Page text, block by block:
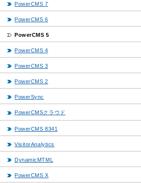
PowerCMS 7
PowerCMS 6
PowerCMS 5
PowerCMS 4
PowerCMS 3
PowerCMS 2
PowerSync
PowerCMSクラウド
PowerCMS 8341
VisitorAnalytics
DynamicMTML
PowerCMS X